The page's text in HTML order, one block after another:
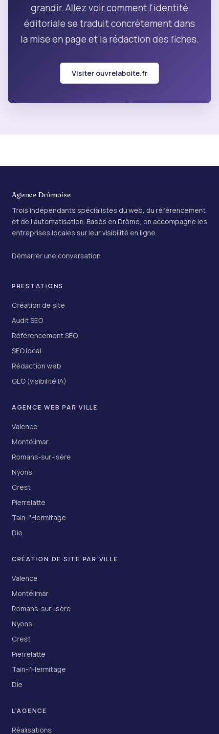
grandir. Allez voir comment l'identité
éditoriale se traduit concrètement dans
la mise en page et la rédaction des fiches.
Visiter ouvrelaboite.fr
Agence Drômoise
Trois indépendants spécialistes du web, du référencement
et de l'automatisation. Basés en Drôme, on accompagne les
entreprises locales sur leur visibilité en ligne.
Démarrer une conversation
PRESTATIONS
Création de site
Audit SEO
Référencement SEO
SEO local
Rédaction web
GEO (visibilité IA)
AGENCE WEB PAR VILLE
Valence
Montélimar
Romans-sur-Isère
Nyons
Crest
Pierrelatte
Tain-l'Hermitage
Die
CRÉATION DE SITE PAR VILLE
Valence
Montélimar
Romans-sur-Isère
Nyons
Crest
Pierrelatte
Tain-l'Hermitage
Die
L'AGENCE
Réalisations